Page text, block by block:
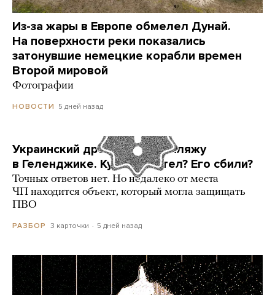
Из-за жары в Европе обмелел Дунай.
На поверхности реки показались
затонувшие немецкие корабли времен
Второй мировой
Фотографии
НОВОСТИ 5 дней назад
Украинский дрон попал по пляжу
в Геленджике. Куда он летел? Его сбили?
Точных ответов нет. Но недалеко от места
ЧП находится объект, который могла защищать
ПВО
РАЗБОР 3 карточки 5 дней назад